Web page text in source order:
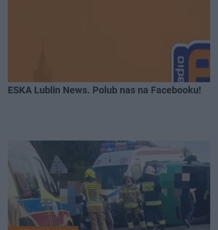
ESKA Lublin News. Polub nas na Facebooku!